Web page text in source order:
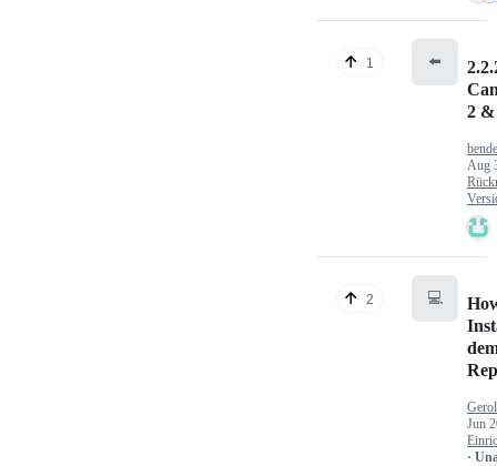
1 ⬅️
2 &
Aug
2 💻
Jun
·